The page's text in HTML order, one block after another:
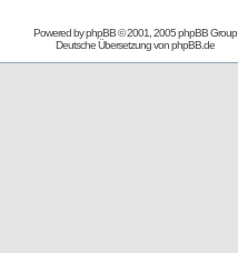
Powered byphpBB© 2001, 2005 phpBB Group
Deutsche Übersetzung vonphpBB.de